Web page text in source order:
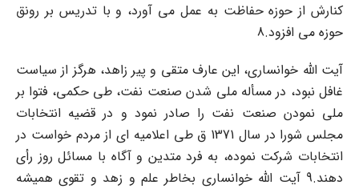
کنارش از حوزه حفاظت به عمل می آورد، و با تدریس بر رونق
حوزه می افزود.8
آیت الله خوانساری، این عارف متقی و پیر زاهد، هرگز از سیاست
غافل نبود، در مسأله ملی شدن صنعت نفت، طی حکمی، فتوا بر
ملی نمودن صنعت نفت را صادر نمود و در قضیه انتخابات
مجلس شورا در سال 1371 ق طی اعلامیه ای از مردم خواست در
انتخابات شرکت نموده، به فرد متدین و آگاه با مسائل روز رأی
دهند.9 آیت الله خوانساری بخاطر علم و زهد و تقوی همیشه